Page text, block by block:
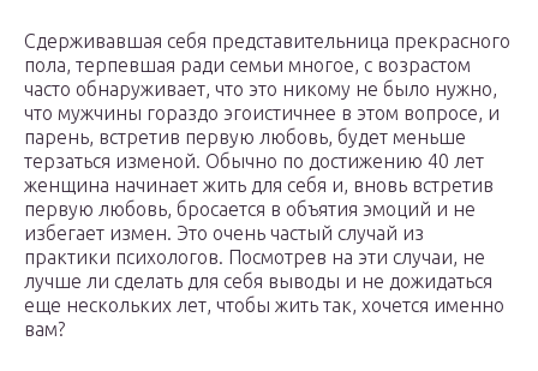
Сдерживавшая себя представительница прекрасного
пола, терпевшая ради семьи многое, с возрастом
часто обнаруживает, что это никому не было нужно,
что мужчины гораздо эгоистичнее в этом вопросе, и
парень, встретив первую любовь, будет меньше
терзаться изменой. Обычно по достижению 40 лет
женщина начинает жить для себя и, вновь встретив
первую любовь, бросается в объятия эмоций и не
избегает измен. Это очень частый случай из
практики психологов. Посмотрев на эти случаи, не
лучше ли сделать для себя выводы и не дожидаться
еще нескольких лет, чтобы жить так, хочется именно
вам?